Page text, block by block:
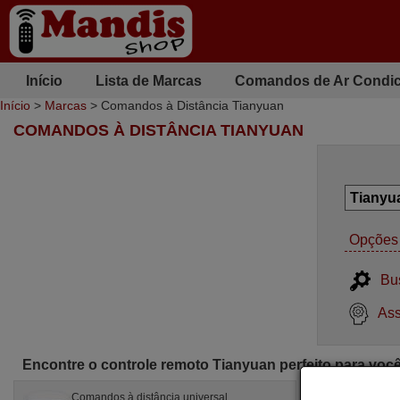
Início Lista de Marcas Comandos de Ar
Início > Marcas > Comandos à Distância Tianyuan
COMANDOS À DISTÂNCIA TIANYUAN
Encontre o controle remoto Tianyuan perfeito para
Comandos à distância universal